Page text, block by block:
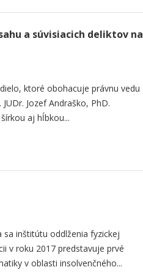
a súvisiacich deliktov na
ktoré obohacuje právnu vedu
Jozef Andraško, PhD.
aj hĺbkou...
inštitútu oddlženia fyzickej
v roku 2017 predstavuje prvé
v oblasti insolvenčného...